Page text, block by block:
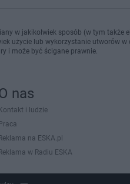
w jakikolwiek sposób (w tym
użycie lub wykorzystanie utworów
i może być ścigane prawnie.
nas
Kontakt i ludzie
Praca
Reklama na ESKA.pl
Reklama w Radiu ESKA